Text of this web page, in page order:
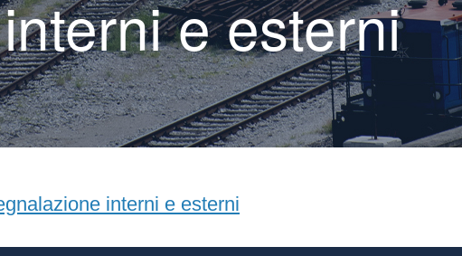
interni e esterni
interni e esterni